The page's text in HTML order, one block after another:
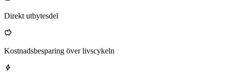
Direkt utbytesdel
Kostnadsbesparing över livscykeln